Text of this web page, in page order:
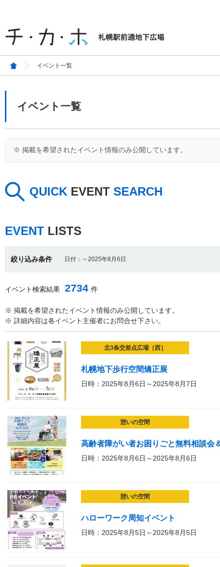
イベント一覧
イベント一覧
※ 掲載を希望されたイベント情報のみ公開しています。
QUICK EVENT SEARCH
EVENT LISTS
絞り込み条件 日付：～2025年8月6日
イベント検索結果 2734 件
※ 掲載を希望されたイベント情報のみ公開しています。
※ 詳細内容は各イベント主催者にお問合せ下さい。
北3条交差点広場［西］
札幌地下歩行空間矯正展
日時：2025年8月6日～2025年8月7日
憩いの空間
高齢者障がい者お困りごと無料相談会
日時：2025年8月6日～2025年8月6日
憩いの空間
ハローワーク周知イベント
日時：2025年8月5日～2025年8月5日